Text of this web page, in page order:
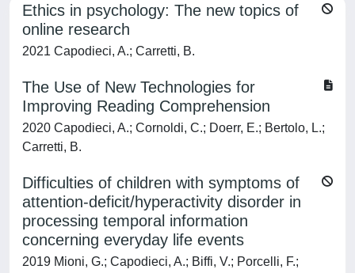
Ethics in psychology: The new topics of
online research
2021 Capodieci, A.; Carretti, B.
The Use of New Technologies for
Improving Reading Comprehension
2020 Capodieci, A.; Cornoldi, C.; Doerr, E.; Bertolo, L.;
Carretti, B.
Difficulties of children with symptoms of
attention-deficit/hyperactivity disorder in
processing temporal information
concerning everyday life events
2019 Mioni, G.; Capodieci, A.; Biffi, V.; Porcelli, F.;